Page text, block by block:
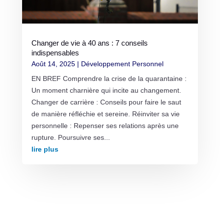
Changer de vie à 40 ans : 7 conseils
indispensables
Août 14, 2025| Développement Personnel
EN BREF Comprendre la crise de la quarantaine :
Un moment charnière qui incite au changement.
Changer de carrière : Conseils pour faire le saut
de manière réfléchie et sereine. Réinviter sa vie
personnelle : Repenser ses relations après une
rupture. Poursuivre ses...
lire plus